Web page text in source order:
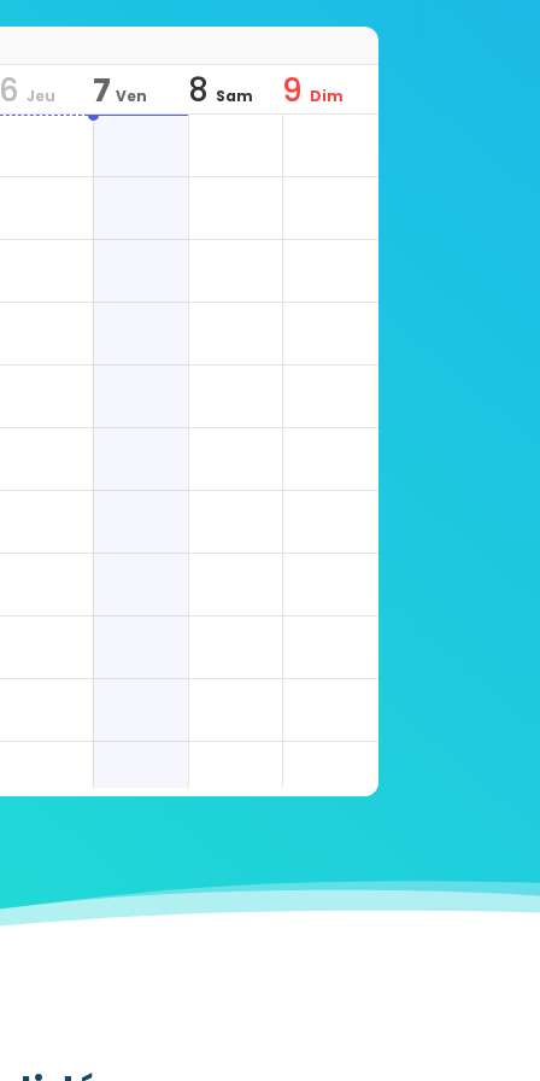
Jeu 7 Ven 8 Sam 9 Dim